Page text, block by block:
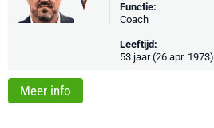
Functie:
Coach
Leeftijd:
53 jaar (26 apr. 1973)
Meer info